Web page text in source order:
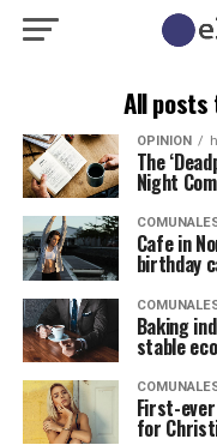
All posts
OPINION
The
Night
Cafe in
birthday
Baking
stable
First-
for